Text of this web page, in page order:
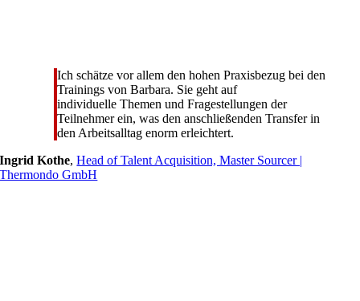
Ich schätze vor allem den hohen Praxisbezug bei den
Trainings von Barbara. Sie geht auf
individuelle Themen und Fragestellungen der
Teilnehmer ein, was den anschließenden Transfer in
den Arbeitsalltag enorm erleichtert.
Ingrid Kothe,Head of Talent Acquisition, Master Sourcer |
Thermondo GmbH